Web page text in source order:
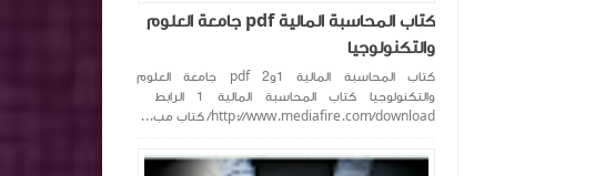
كتاب المحاسبة المالية pdf جامعة العلوم
والتكنولوجيا
كتاب المحاسبة المالية 1و2 pdf جامعة العلوم
والتكنولوجيا كتاب المحاسبة المالية 1 الرابط
http://www.mediafire.com/download/ كتاب مب...